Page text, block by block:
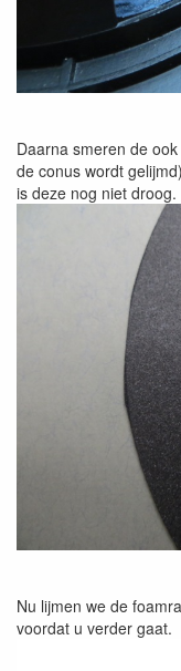
Daarna smeren de
de conus wordt
is deze nog niet droog.
Nu lijmen we de
voordat u verder gaat.